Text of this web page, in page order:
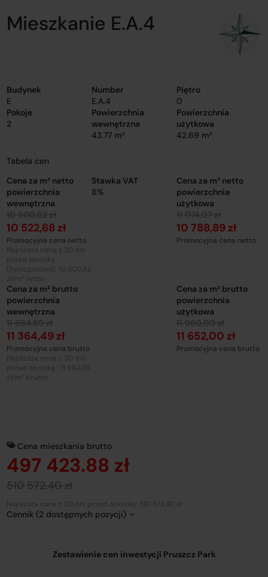
Mieszkanie E.A.4
Budynek
E
Number
E.A.4
Piętro
0
Pokoje
2
Powierzchnia
wewnętrzna
43.77 m²
Powierzchnia
użytkowa
42.69 m²
Tabela cen
Cena za m² netto
powierzchnia
wewnętrzna
10 800,82 zł
10 522,68 zł
Promocyjna cena netto
Stawka VAT
8%
Cena za m² netto
powierzchnia
użytkowa
11 074,07 zł
10 788,89 zł
Promocyjna cena netto
Cena za m² brutto
powierzchnia
wewnętrzna
11 664,89 zł
11 364,49 zł
Promocyjna cena brutto
Cena za m² brutto
powierzchnia
użytkowa
11 960,00 zł
11 652,00 zł
Promocyjna cena brutto
Cena mieszkania brutto
497 423.88 zł
510 572.40 zł
Cennik (2 dostępnych pozycji)
Zestawienie cen inwestycji Pruszcz Park